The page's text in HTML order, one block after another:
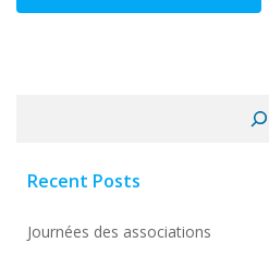
Recent Posts
Journées des associations